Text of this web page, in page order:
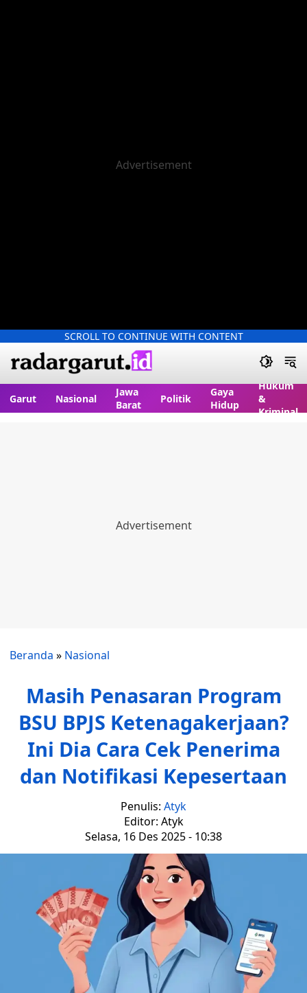
SCROLL TO CONTINUE WITH CONTENT
Garut Nasional
Jawa
Barat
Politik
Gaya
Hidup
Hukum
&
Kriminal
Beranda » Nasional
Masih Penasaran Program
BSU BPJS Ketenagakerjaan?
Ini Dia Cara Cek Penerima
dan Notifikasi Kepesertaan
Penulis: Atyk
Editor: Atyk
Selasa, 16 Des 2025 - 10:38